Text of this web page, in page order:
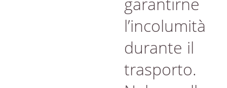
l’incolumità
durante il
trasporto.